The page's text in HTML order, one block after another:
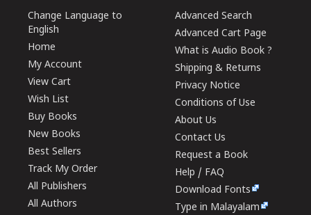
Change Language to
English
Home
My Account
View Cart
Wish List
Buy Books
New Books
Best Sellers
Track My Order
All Publishers
All Authors
Advanced Search
Advanced Cart Page
What is Audio Book ?
Shipping & Returns
Privacy Notice
Conditions of Use
About Us
Contact Us
Request a Book
Help / FAQ
Download Fonts
Type in Malayalam